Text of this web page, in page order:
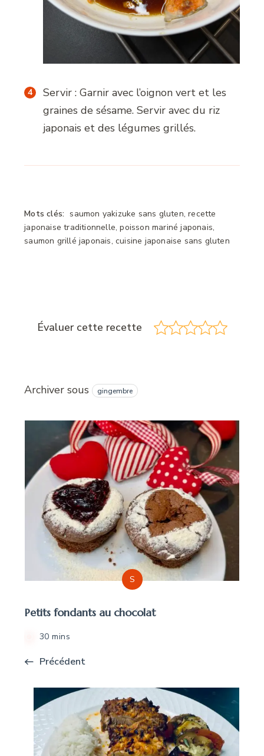
Servir : Garnir avec l’oignon vert et les
graines de sésame. Servir avec du riz
japonais et des légumes grillés.
Mots clés: saumon yakizuke sans gluten, recette
japonaise traditionnelle, poisson mariné japonais,
saumon grillé japonais, cuisine japonaise sans gluten
Évaluer cette recette
Archiver sous gingembre
S
Petits fondants au chocolat
30 mins
Précédent